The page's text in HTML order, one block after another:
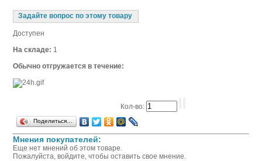
Задайте вопрос по этому товару
Доступен
На складе: 1
Обычно отгружается в течение:
Кол-во:
Поделиться…
Мнения покупателей:
Еще нет мнений об этом товаре.
Пожалуйста, войдите, чтобы оставить свое мнение.